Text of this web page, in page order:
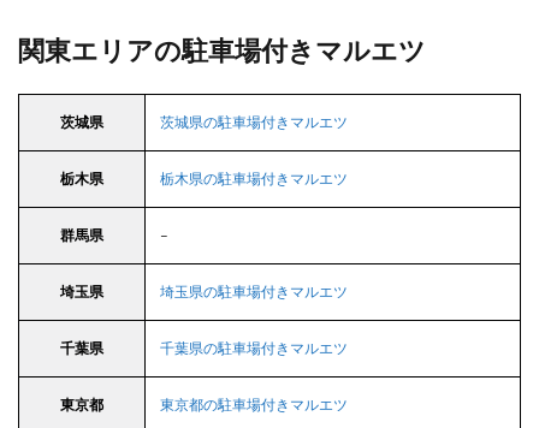
関東エリアの駐車場付きマルエツ
茨城県 茨城県の駐車場付きマルエツ
栃木県 栃木県の駐車場付きマルエツ
群馬県 –
埼玉県 埼玉県の駐車場付きマルエツ
千葉県 千葉県の駐車場付きマルエツ
東京都 東京都の駐車場付きマルエツ